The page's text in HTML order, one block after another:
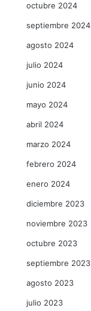
octubre 2024
septiembre 2024
agosto 2024
julio 2024
junio 2024
mayo 2024
abril 2024
marzo 2024
febrero 2024
enero 2024
diciembre 2023
noviembre 2023
octubre 2023
septiembre 2023
agosto 2023
julio 2023